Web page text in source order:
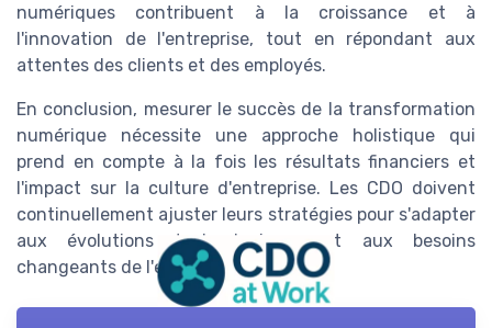
numériques contribuent à la croissance et à
l'innovation de l'entreprise, tout en répondant aux
attentes des clients et des employés.
En conclusion, mesurer le succès de la transformation
numérique nécessite une approche holistique qui
prend en compte à la fois les résultats financiers et
l'impact sur la culture d'entreprise. Les CDO doivent
continuellement ajuster leurs stratégies pour s'adapter
aux évolutions technologiques et aux besoins
changeants de l'entreprise.